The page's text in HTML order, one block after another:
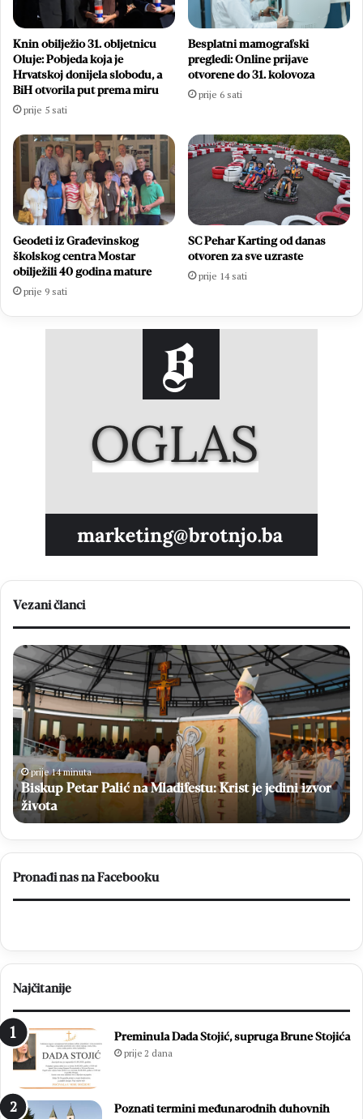
Knin obilježio 31. obljetnicu
Oluje: Pobjeda koja je
Hrvatskoj donijela slobodu, a
BiH otvorila put prema miru
prije 5 sati
Besplatni mamografski
pregledi: Online prijave
otvorene do 31. kolovoza
prije 6 sati
Geodeti iz Građevinskog
školskog centra Mostar
obilježili 40 godina mature
prije 9 sati
SC Pehar Karting od danas
otvoren za sve uzraste
prije 14 sati
Vezani članci
Biskup
Petar
Palić
na
Mladifestu:
Krist
je
jedini
izvor
života
prije 14 minuta
Biskup Petar Palić na Mladifestu: Krist je jedini izvor
života
31.
je
a
Pronađi nas na Facebooku
Najčitanije
Preminula Dada Stojić, supruga Brune Stojića
prije 2 dana
Poznati termini međunarodnih duhovnih